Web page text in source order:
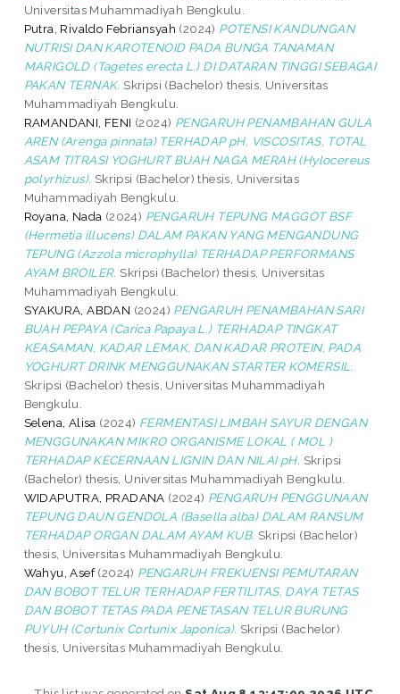
Universitas Muhammadiyah Bengkulu.
Putra, Rivaldo Febriansyah (2024) POTENSI KANDUNGAN
NUTRISI DAN KAROTENOID PADA BUNGA TANAMAN
MARIGOLD (Tagetes erecta L.) DI DATARAN TINGGI SEBAGAI
PAKAN TERNAK. Skripsi (Bachelor) thesis, Universitas
Muhammadiyah Bengkulu.
RAMANDANI, FENI (2024) PENGARUH PENAMBAHAN GULA
AREN (Arenga pinnata) TERHADAP pH, VISCOSITAS, TOTAL
ASAM TITRASI YOGHURT BUAH NAGA MERAH (Hylocereus
polyrhizus). Skripsi (Bachelor) thesis, Universitas
Muhammadiyah Bengkulu.
Royana, Nada (2024) PENGARUH TEPUNG MAGGOT BSF
(Hermetia illucens) DALAM PAKAN YANG MENGANDUNG
TEPUNG (Azzola microphylla) TERHADAP PERFORMANS
AYAM BROILER. Skripsi (Bachelor) thesis, Universitas
Muhammadiyah Bengkulu.
SYAKURA, ABDAN (2024) PENGARUH PENAMBAHAN SARI
BUAH PEPAYA (Carica Papaya L.) TERHADAP TINGKAT
KEASAMAN, KADAR LEMAK, DAN KADAR PROTEIN, PADA
YOGHURT DRINK MENGGUNAKAN STARTER KOMERSIL.
Skripsi (Bachelor) thesis, Universitas Muhammadiyah
Bengkulu.
Selena, Alisa (2024) FERMENTASI LIMBAH SAYUR DENGAN
MENGGUNAKAN MIKRO ORGANISME LOKAL ( MOL )
TERHADAP KECERNAAN LIGNIN DAN NILAI pH. Skripsi
(Bachelor) thesis, Universitas Muhammadiyah Bengkulu.
WIDAPUTRA, PRADANA (2024) PENGARUH PENGGUNAAN
TEPUNG DAUN GENDOLA (Basella alba) DALAM RANSUM
TERHADAP ORGAN DALAM AYAM KUB. Skripsi (Bachelor)
thesis, Universitas Muhammadiyah Bengkulu.
Wahyu, Asef(2024) PENGARUH FREKUENSI PEMUTARAN
DAN BOBOT TELUR TERHADAP FERTILITAS, DAYA TETAS
DAN BOBOT TETAS PADA PENETASAN TELUR BURUNG
PUYUH (Cortunix Cortunix Japonica). Skripsi (Bachelor)
thesis, Universitas Muhammadiyah Bengkulu.